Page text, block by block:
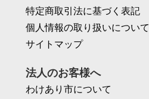
特定商取引法に基づく表記
個人情報の取り扱いについて
サイトマップ
法人のお客様へ
わけあり市について